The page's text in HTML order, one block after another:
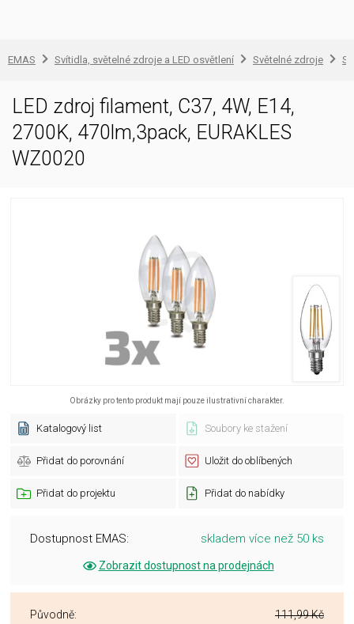
EMAS Svítidla, světelné zdroje a LED osvětlení Světelné zdroje
LED zdroj filament, C37, 4W, E14,
2700K, 470lm,3pack, EURAKLES
WZ0020
Obrázky pro tento produkt mají pouze ilustrativní charakter.
Katalogový list Soubory ke stažení
Přidat do porovnání Uložit do oblíbených
Přidat do projektu Přidat do nabídky
Dostupnost EMAS: skladem více než 50 ks
Zobrazit dostupnost na prodejnách
Původně:
111,99 Kč